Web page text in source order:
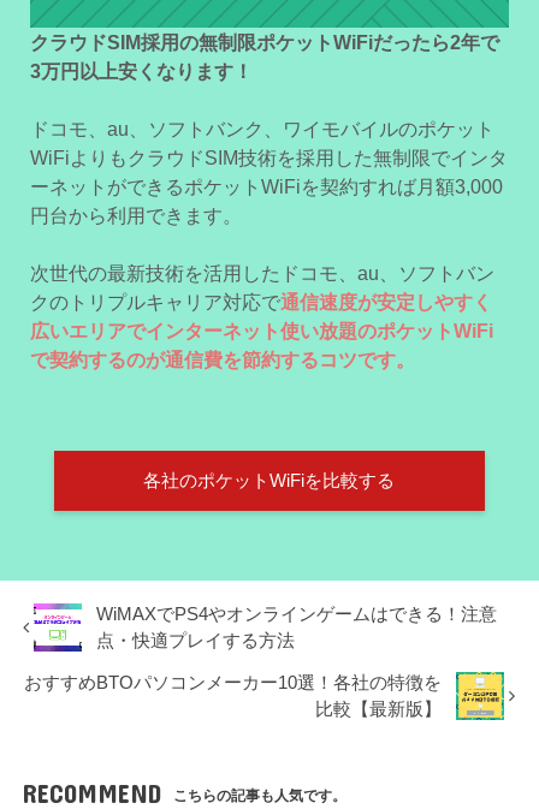
クラウドSIM採用の無制限ポケットWiFiだったら2年で
3万円以上安くなります！
ドコモ、au、ソフトバンク、ワイモバイルのポケット
WiFiよりもクラウドSIM技術を採用した無制限でインタ
ーネットができるポケットWiFiを契約すれば月額3,000
円台から利用できます。
次世代の最新技術を活用したドコモ、au、ソフトバン
クのトリプルキャリア対応で通信速度が安定しやすく
広いエリアでインターネット使い放題のポケットWiFi
で契約するのが通信費を節約するコツです。
各社のポケットWiFiを比較する
WiMAXでPS4やオンラインゲームはできる！注意
点・快適プレイする方法
おすすめBTOパソコンメーカー10選！各社の特徴を
比較【最新版】
RECOMMEND こちらの記事も人気です。